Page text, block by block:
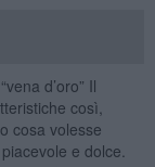
d’oro” Il
così,
cosa volesse
e dolce.